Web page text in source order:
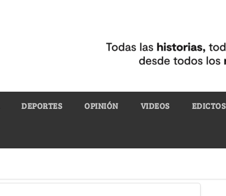
DEPORTES OPINIÓN VIDEOS EDICTOS